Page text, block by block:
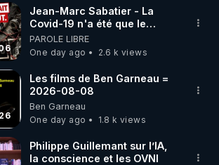
sur l’application de méditation et
:
https://www.envol.app/code
Jean-Marc Sabatier - La
Covid-19 n'a été que le
début - L'ARNm & l'ARNm-aa
jusqu où auront-t-il ?
PAROLE LIBRE
One day ago
2.6 k views
Les films de Ben Garneau =
2026-08-08
Ben Garneau
One day ago
1.8 k views
Philippe Guillemant sur l’IA,
la conscience et les OVNI